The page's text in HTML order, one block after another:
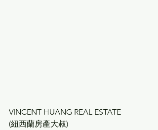
VINCENT HUANG REAL ESTATE
(紐西蘭房產大叔)